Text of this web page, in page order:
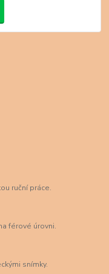
ruční práce.
férové úrovni.
snímky.